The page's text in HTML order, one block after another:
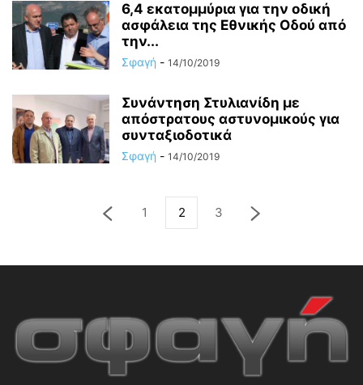
6,4 εκατομμύρια για την οδική
ασφάλεια της Εθνικής Οδού από
την...
Σφαγή - 14/10/2019
Συνάντηση Στυλιανίδη με
απόστρατους αστυνομικούς για
συνταξιοδοτικά
Σφαγή - 14/10/2019
1 2 3